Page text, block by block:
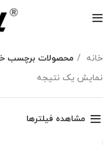
خانه
محصولات برچسب
نمایش یک نتیجه
مشاهده فیلترها